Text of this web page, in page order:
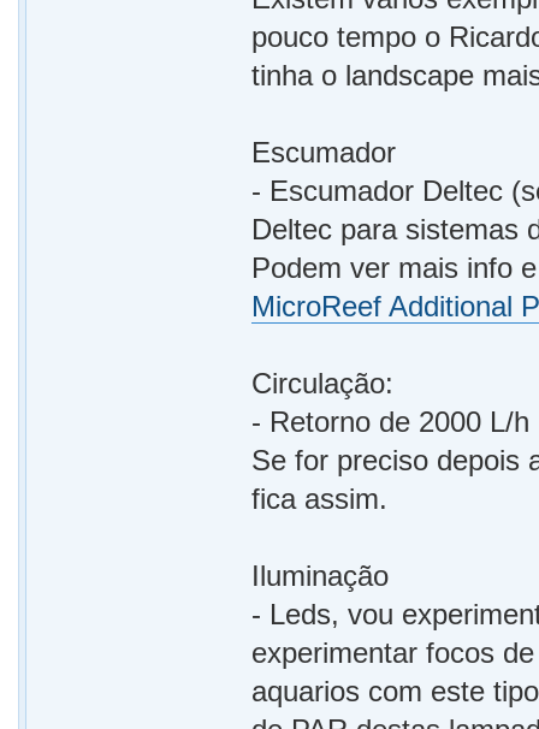
pouco tempo o
tinha o landscape
Escumador
- Escumador Deltec
Deltec para sistemas
Podem ver mais info
MicroReef Additional
Circulação:
- Retorno de 2000 L/
Se for preciso depois
fica assim.
Iluminação
- Leds, vou
experimentar focos
aquarios com este